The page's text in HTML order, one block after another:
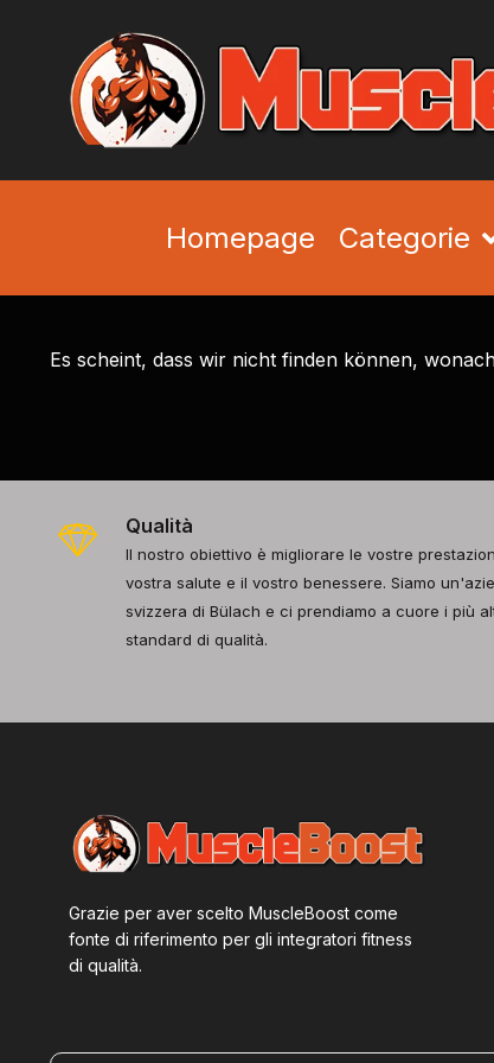
Homepage Categorie
Es scheint, dass wir nicht finden können,
Qualità
Il nostro obiettivo è migliorare le vostre
vostra salute e il vostro benessere. Siamo
svizzera di Bülach e ci prendiamo a cuore i più
standard di qualità.
Grazie per aver scelto MuscleBoost come
fonte di riferimento per gli integratori fitness
di qualità.